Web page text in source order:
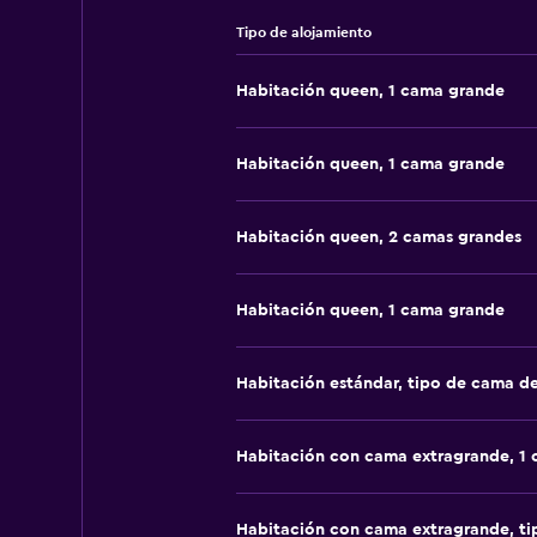
que está implementando
Administrador o anfitrión
Tipo de alojamiento
Habitación queen, 1 cama grande
Habitación queen, 1 cama grande
Habitación queen, 2 camas grandes
Habitación queen, 1 cama grande
Habitación estándar, tipo de cama
Habitación con cama extragrande, 1
Habitación con cama extragrande,